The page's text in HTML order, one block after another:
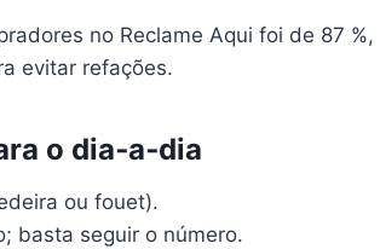
no Reclame Aqui foi de 87 %,
evitar refações.
o dia‑a‑dia
ou fouet).
basta seguir o número.